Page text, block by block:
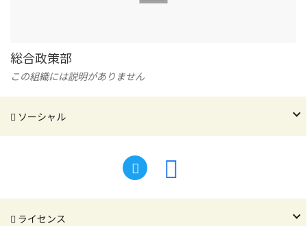
総合政策部
この組織には説明がありません
ソーシャル
ライセンス